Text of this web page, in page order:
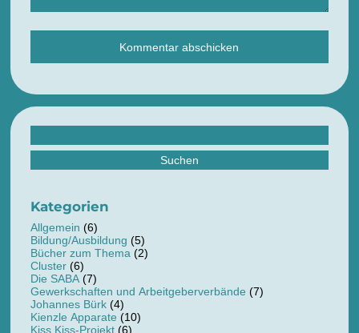
nach:
Kategorien
Allgemein (6)
Bildung/Ausbildung (5)
Bücher zum Thema (2)
Cluster(6)
Die SABA(7)
Gewerkschaften und Arbeitgeberverbände (7)
Johannes Bürk(4)
Kienzle Apparate (10)
Kiss Kiss-Projekt(6)